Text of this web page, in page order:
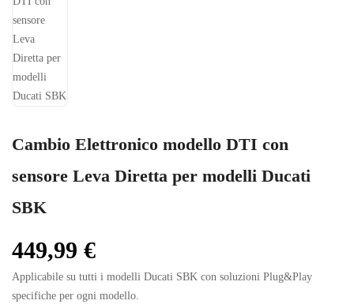
Cambio Elettronico modello DTI con
sensore Leva Diretta per modelli Ducati
SBK
449,99 €
Applicabile su tutti i modelli Ducati SBK con soluzioni Plug&Play
specifiche per ogni modello.